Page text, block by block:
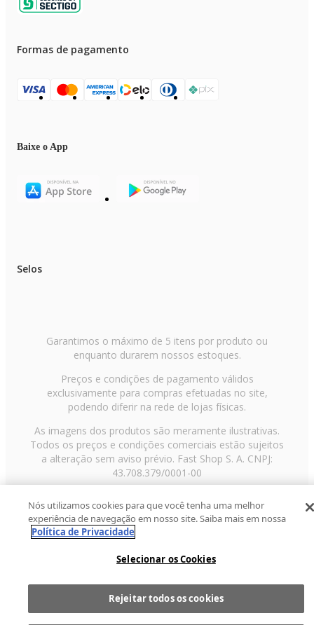
Formas de pagamento
Baixe o App
Selos
Garantimos o máximo de 5 itens por produto ou
enquanto durarem nossos estoques.
Preços e condições de pagamento válidos
exclusivamente para compras efetuadas no site,
podendo diferir na rede de lojas físicas.
As imagens dos produtos são meramente ilustrativas.
Todos os preços e condições comerciais estão sujeitos
a alteração sem aviso prévio. Fast Shop S. A. CNPJ:
43.708.379/0001-00
Paulo/SP, CEP 02029-001, Telefone: 11 3003-3728 ©
2013 Fast Shop - Todos os direitos reservadosRF
Nós utilizamos cookies para que você tenha uma melhor
experiência de navegação em nosso site. Saiba mais em nossa
Política de Privacidade
Selecionar os Cookies
Rejeitar todos os cookies